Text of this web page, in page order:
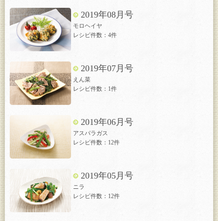
2019年08月号
モロヘイヤ
レシピ件数：4件
2019年07月号
えん菜
レシピ件数：1件
2019年06月号
アスパラガス
レシピ件数：12件
2019年05月号
ニラ
レシピ件数：12件